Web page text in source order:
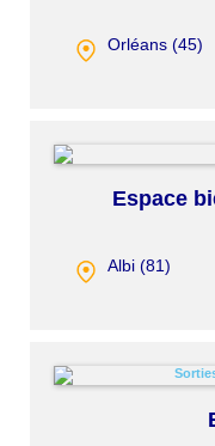
Orléans (45)
Espace
Albi (81)